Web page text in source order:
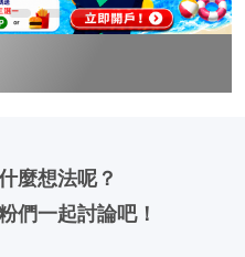
麼想法呢？
們一起討論吧！